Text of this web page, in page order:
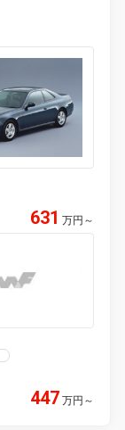
631 万円 ～
447 万円 ～